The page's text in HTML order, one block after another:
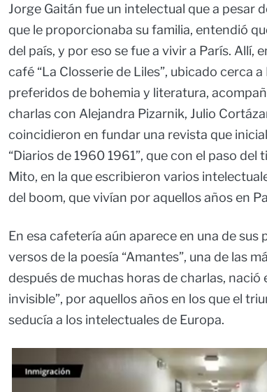
Jorge Gaitán fue un intelectual que a pesar
que le proporcionaba su familia, entendió
del país, y por eso se fue a vivir a París. Allí,
café “La Closserie de Liles”, ubicado cerca
preferidos de bohemia y literatura,
charlas con Alejandra Pizarnik, Julio
coincidieron en fundar una revista que
“Diarios de 1960 1961”, que con el paso del
Mito, en la que escribieron varios
del boom, que vivían por aquellos años en
En esa cafetería aún aparece en una de sus
versos de la poesía “Amantes”, una de las
después de muchas horas de charlas, nació
invisible”, por aquellos años en los que el
seducía a los intelectuales de Europa.